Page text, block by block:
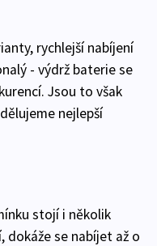
rychlejší nabíjení
- výdrž baterie se
Jsou to však
nejlepší
stojí i několik
dokáže se nabíjet až o